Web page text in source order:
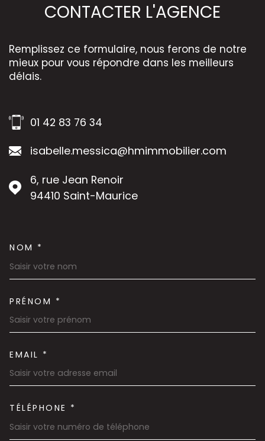
CONTACTER L'AGENCE
Remplissez ce formulaire, nous ferons de notre
mieux pour vous répondre dans les meilleurs
délais.
01 42 83 76 34
isabelle.messica@hmimmobilier.com
6, rue Jean Renoir
94410
Saint-Maurice
NOM *
PRÉNOM *
EMAIL *
TÉLÉPHONE *